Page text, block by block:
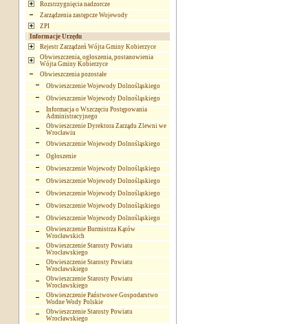
Rozstrzygnięcia nadzorcze
Zarządzenia zastępcze Wojewody
ZPI
Informacje Urzędu
Rejestr Zarządzeń Wójta Gminy Kobierzyce
Obwieszczenia, ogłoszenia, postanowienia
Wójta Gminy Kobierzyce
Obwieszczenia pozostałe
Obwieszczenie Wojewody Dolnośląskiego
Obwieszczenie Wojewody Dolnośląskiego
Informacja o Wszczęciu Postępowania
Administracyjnego
Obwieszczenie Dyrektora Zarządu Zlewni we
Wrocławiu
Obwieszczenie Wojewody Dolnośląskiego
Ogłoszenie
Obwieszczenie Wojewody Dolnośląskiego
Obwieszczenie Wojewody Dolnośląskiego
Obwieszczenie Wojewody Dolnośląskiego
Obwieszczenie Wojewody Dolnośląskiego
Obwieszczenie Wojewody Dolnośląskiego
Obwieszczenie Burmistrza Kątów
Wrocławskich
Obwieszczenie Starosty Powiatu
Wrocławskiego
Obwieszczenie Starosty Powiatu
Wrocławskiego
Obwieszczenie Starosty Powiatu
Wrocławskiego
Obwieszczenie Państwowe Gospodarstwo
Wodne Wody Polskie
Obwieszczenie Starosty Powiatu
Wrocławskiego